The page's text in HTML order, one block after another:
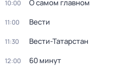
10:00 О самом главном
11:00 Вести
11:30 Вести-Татарстан
12:00 60 минут